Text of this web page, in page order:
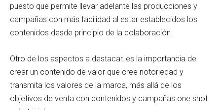
puesto que permite llevar adelante las producciones y
campañas con más facilidad al estar establecidos los
contenidos desde principio de la colaboración.
Otro de los aspectos a destacar, es la importancia de
crear un contenido de valor que cree notoriedad y
transmita los valores de la marca, más allá de los
objetivos de venta con contenidos y campañas one shot